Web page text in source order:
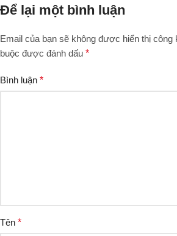
Để lại một bình luận
Email của bạn sẽ không được hiển thị công
buộc được đánh dấu *
Bình luận *
Tên *